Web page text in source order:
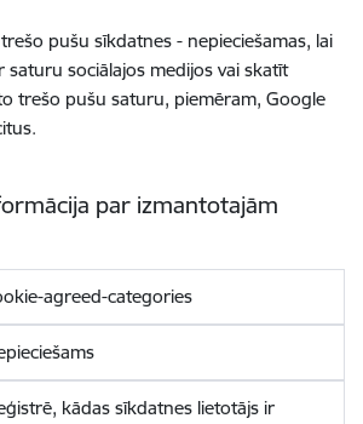
pušu sīkdatnes - nepieciešamas, lai
saturu sociālajos medijos vai skatīt
trešo pušu saturu, piemēram, Google
par izmantotajām
agreed-categories
kādas sīkdatnes lietotājs ir